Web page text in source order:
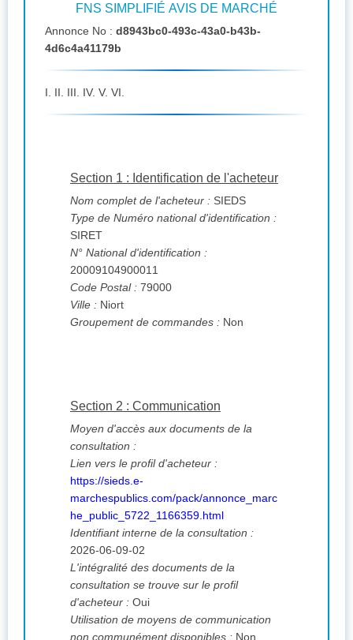
FNS SIMPLIFIÉ AVIS DE MARCHÉ
Annonce No : d8943bc0-493c-43a0-b43b-
4d6c4a41179b
I. II. III. IV. V. VI.
Section 1 : Identification de l'acheteur
Nom complet de l'acheteur : SIEDS
Type de Numéro national d'identification :
SIRET
N° National d'identification :
20009104900011
Code Postal : 79000
Ville : Niort
Groupement de commandes : Non
Section 2 : Communication
Moyen d'accès aux documents de la
consultation :
Lien vers le profil d'acheteur :
https://sieds.e-
marchespublics.com/pack/annonce_marc
he_public_5722_1166359.html
Identifiant interne de la consultation :
2026-06-09-02
L'intégralité des documents de la
consultation se trouve sur le profil
d'acheteur : Oui
Utilisation de moyens de communication
non communément disponibles : Non